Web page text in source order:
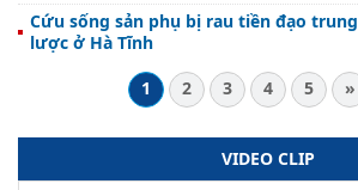
Cứu sống sản phụ bị rau tiền đạo
lược ở Hà Tĩnh
1
2 3 4 5 »
VIDEO CLIP